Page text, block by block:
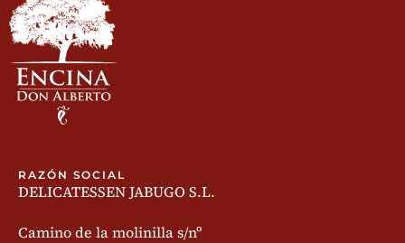
RAZÓN SOCIAL
DELICATESSEN JABUGO S.L.
Camino de la molinilla s/nº